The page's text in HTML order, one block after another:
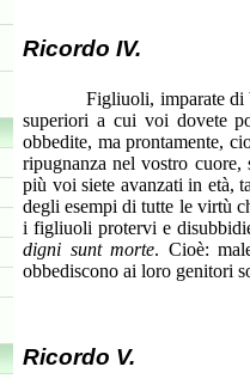
Ricordo IV.
Figliuoli, imparate di
superiori a cui voi dovete
obbedite, ma prontamente,
ripugnanza nel vostro cuore,
più voi siete avanzati in età,
degli esempi di tutte le virtù
i figliuoli protervi e
digni sunt morte. Cioè:
obbediscono ai loro genitori
Ricordo V.